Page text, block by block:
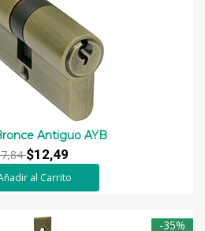
Antiguo AYB
$12,49
al Carrito
-35%